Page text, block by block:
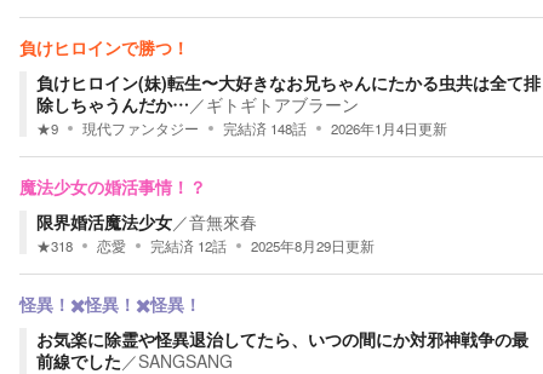
負けヒロインで勝つ！
負けヒロイン(妹)転生〜大好きなお兄ちゃんにたかる虫共は全て排
除しちゃうんだか…／ギトギトアブラーン
★9 現代ファンタジー 完結済 148話 2026年1月4日更新
魔法少女の婚活事情！？
限界婚活魔法少女／音無來春
★318 恋愛 完結済 12話 2025年8月29日更新
怪異！✖️怪異！✖️怪異！
お気楽に除霊や怪異退治してたら、いつの間にか対邪神戦争の最
前線でした／SANGSANG